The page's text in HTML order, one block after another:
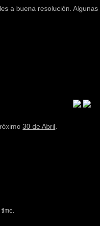
a buena resolución.
30 de Abril
time.